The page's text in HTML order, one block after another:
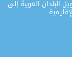
البلدان العربية إلى